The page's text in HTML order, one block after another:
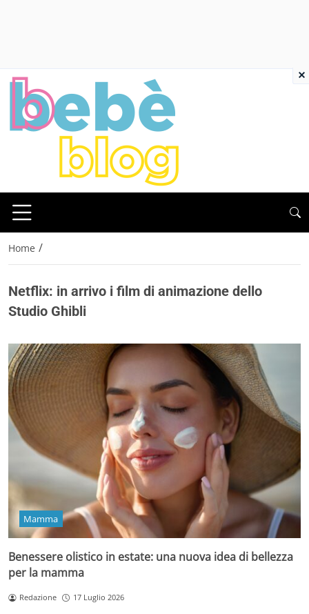
Home /
Netflix: in arrivo i film di animazione dello
Studio Ghibli
Mamma
Benessere olistico in estate: una nuova idea di bellezza
per la mamma
Redazione 17 Luglio 2026
×